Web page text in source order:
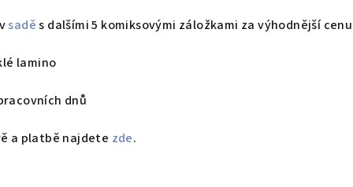
saděs dalšími 5 komiksovými záložkami za výhodnější
lamino
dnů
a platbě najdete zde.